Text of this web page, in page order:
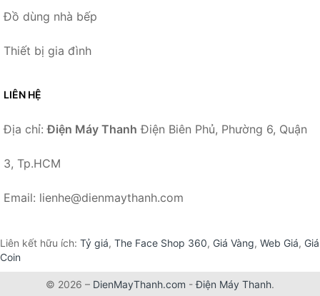
Đồ dùng nhà bếp
Thiết bị gia đình
LIÊN HỆ
Địa chỉ:Điện Máy Thanh Điện Biên Phủ, Phường 6, Quận
3, Tp.HCM
Email: lienhe@dienmaythanh.com
Liên kết hữu ích: Tỷ giá, The Face Shop 360, Giá Vàng, Web Giá, Giá
Coin
© 2026 – DienMayThanh.com -Điện Máy Thanh.